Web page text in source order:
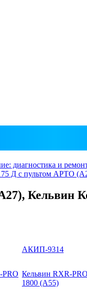
диагностика и
Д с пультом АРТО
Кельвин
АКИП-9314
PRO Кельвин RXR-PRO
1800 (А55)